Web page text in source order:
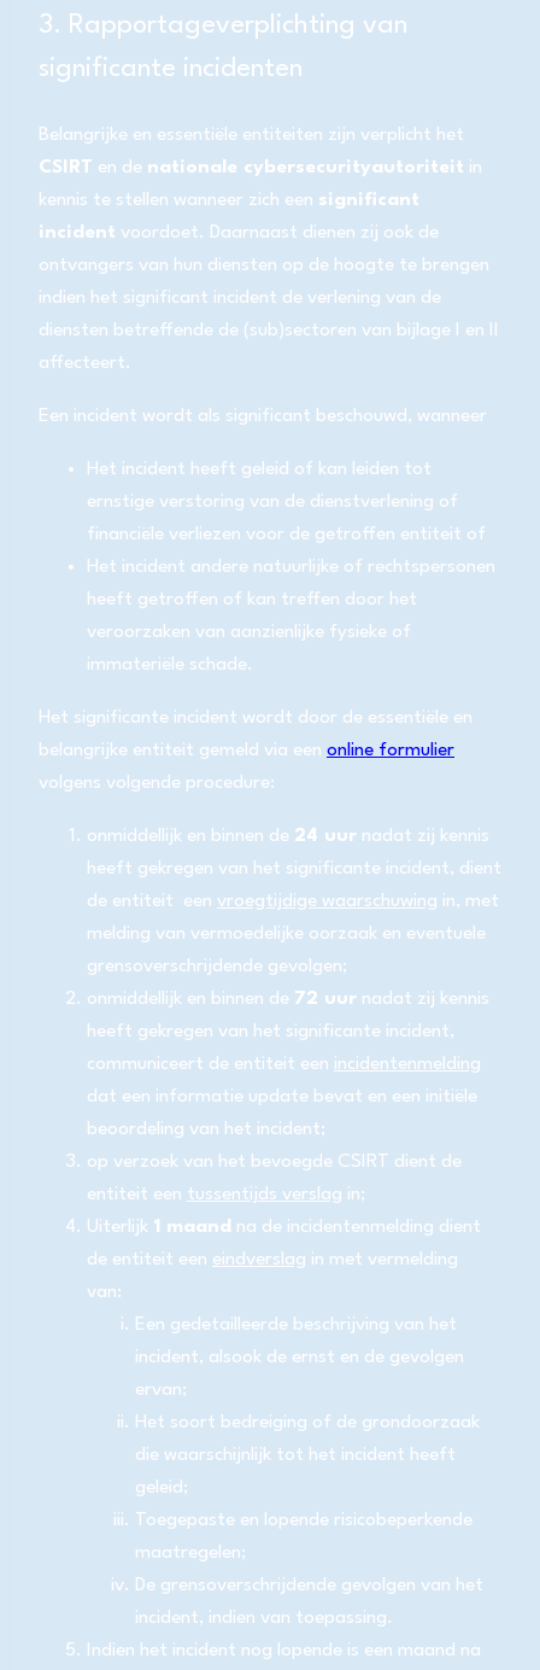
3. Rapportageverplichting van
significante incidenten
Belangrijke en essentiële entiteiten zijn verplicht het
CSIRT en de nationale cybersecurityautoriteit in
kennis te stellen wanneer zich een significant
incident voordoet. Daarnaast dienen zij ook de
ontvangers van hun diensten op de hoogte te brengen
indien het significant incident de verlening van de
diensten betreffende de (sub)sectoren van bijlage I en II
affecteert.
Een incident wordt als significant beschouwd, wanneer
Het incident heeft geleid of kan leiden tot
ernstige verstoring van de dienstverlening of
financiële verliezen voor de getroffen entiteit of
Het incident andere natuurlijke of rechtspersonen
heeft getroffen of kan treffen door het
veroorzaken van aanzienlijke fysieke of
immateriële schade.
Het significante incident wordt door de essentiële en
belangrijke entiteit gemeld via een online formulier
volgens volgende procedure:
onmiddellijk en binnen de 24 uur nadat zij kennis
heeft gekregen van het significante incident, dient
de entiteit een vroegtijdige waarschuwing in, met
melding van vermoedelijke oorzaak en eventuele
grensoverschrijdende gevolgen;
onmiddellijk en binnen de 72 uur nadat zij kennis
heeft gekregen van het significante incident,
communiceert de entiteit een incidentenmelding
dat een informatie update bevat en een initiële
beoordeling van het incident;
op verzoek van het bevoegde CSIRT dient de
entiteit een tussentijds verslag in;
Uiterlijk 1 maand na de incidentenmelding dient
de entiteit een eindverslag in met vermelding
van:
Een gedetailleerde beschrijving van het
incident, alsook de ernst en de gevolgen
ervan;
Het soort bedreiging of de grondoorzaak
die waarschijnlijk tot het incident heeft
geleid;
Toegepaste en lopende risicobeperkende
maatregelen;
De grensoverschrijdende gevolgen van het
incident, indien van toepassing.
Indien het incident nog lopende is een maand na